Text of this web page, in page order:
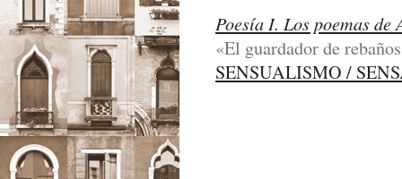
Poesía I. Los poemas
«El guardador de
SENSUALISMO /